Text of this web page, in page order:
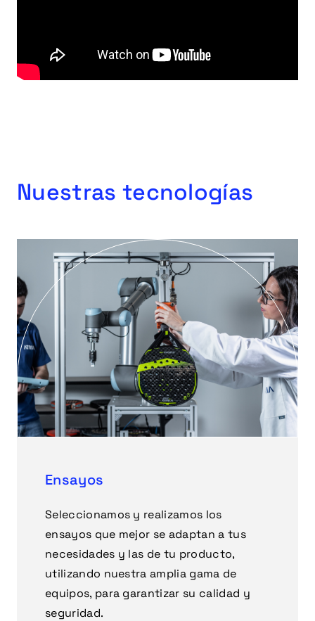
Nuestras tecnologías
Ensayos
Seleccionamos y realizamos los
ensayos que mejor se adaptan a tus
necesidades y las de tu producto,
utilizando nuestra amplia gama de
equipos, para garantizar su calidad y
seguridad.